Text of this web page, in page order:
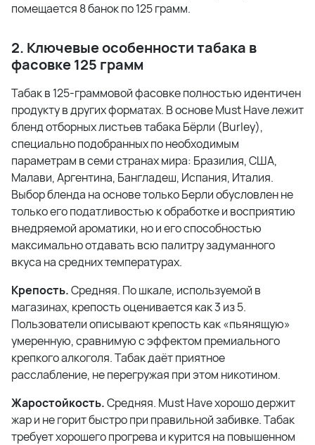
помещается 8 банок по 125 грамм.
2. Ключевые особенности табака в
фасовке 125 грамм
Табак в 125-граммовой фасовке полностью идентичен
продукту в других форматах. В основе Must Have лежит
бленд отборных листьев табака Бёрли (Burley),
специально подобранных по необходимым
параметрам в семи странах мира: Бразилия, США,
Малави, Аргентина, Бангладеш, Испания, Италия.
Выбор бленда на основе только Берли обусловлен не
только его податливостью к обработке и восприятию
внедряемой ароматики, но и его способностью
максимально отдавать всю палитру задуманного
вкуса на средних температурах.
Крепость.Средняя. По шкале, используемой в
магазинах, крепость оценивается как 3 из 5.
Пользователи описывают крепость как «пьянящую»
умеренную, сравнимую с эффектом премиального
крепкого алкоголя. Табак даёт приятное
расслабление, не перегружая при этом никотином.
Жаростойкость.Средняя. Must Have хорошо держит
жар и не горит быстро при правильной забивке. Табак
требует хорошего прогрева и курится на повышенном